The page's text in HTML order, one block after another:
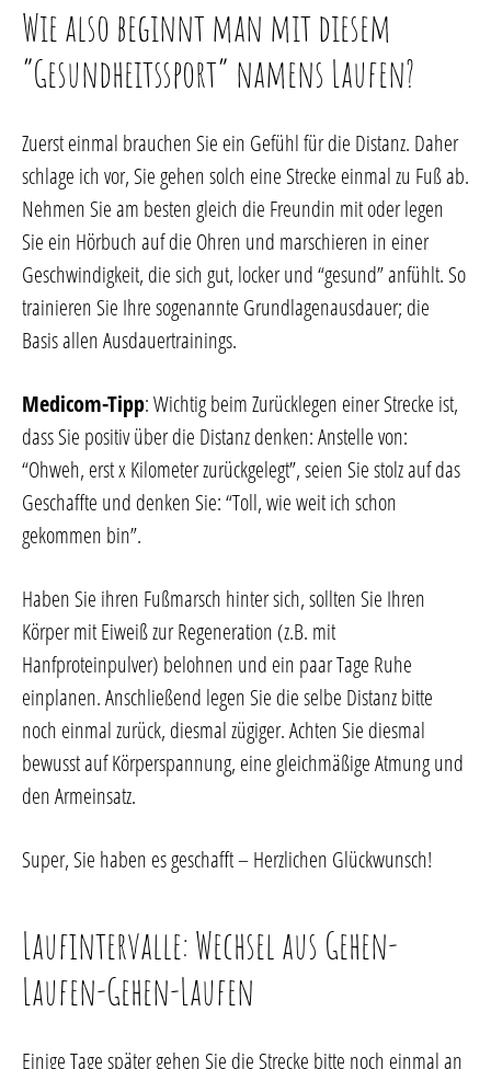
Wie also beginnt man mit diesem
“Gesundheitssport” namens Laufen?
Zuerst einmal brauchen Sie ein Gefühl für die Distanz. Daher
schlage ich vor, Sie gehen solch eine Strecke einmal zu Fuß ab.
Nehmen Sie am besten gleich die Freundin mit oder legen
Sie ein Hörbuch auf die Ohren und marschieren in einer
Geschwindigkeit, die sich gut, locker und “gesund” anfühlt. So
trainieren Sie Ihre sogenannte Grundlagenausdauer; die
Basis allen Ausdauertrainings.
Medicom-Tipp: Wichtig beim Zurücklegen einer Strecke ist,
dass Sie positiv über die Distanz denken: Anstelle von:
“Ohweh, erst x Kilometer zurückgelegt”, seien Sie stolz auf das
Geschaffte und denken Sie: “Toll, wie weit ich schon
gekommen bin”.
Haben Sie ihren Fußmarsch hinter sich, sollten Sie Ihren
Körper mit Eiweiß zur Regeneration (z.B. mit
Hanfproteinpulver) belohnen und ein paar Tage Ruhe
einplanen. Anschließend legen Sie die selbe Distanz bitte
noch einmal zurück, diesmal zügiger. Achten Sie diesmal
bewusst auf Körperspannung, eine gleichmäßige Atmung und
den Armeinsatz.
Super, Sie haben es geschafft – Herzlichen Glückwunsch!
Laufintervalle: Wechsel aus Gehen-
Laufen-Gehen-Laufen
Einige Tage später gehen Sie die Strecke bitte noch einmal an